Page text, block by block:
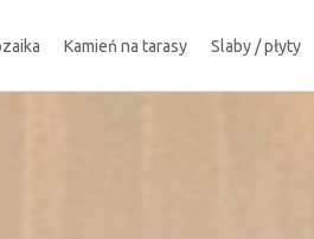
Kamień na tarasy Slaby / płyty